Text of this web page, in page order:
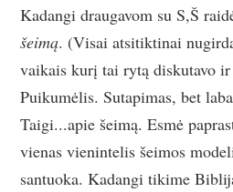
Kadangi draugavom su S,Š
šeimą. (Visai atsitiktinai
vaikais kurį tai rytą diskutavo
Puikumėlis. Sutapimas, bet
Taigi...apie šeimą. Esmė
vienas vienintelis šeimos
santuoka. Kadangi tikime